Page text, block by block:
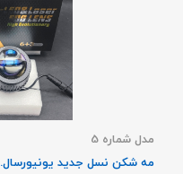
مدل شماره 5
مه شکن نسل جدید یونیورسال.WD pro